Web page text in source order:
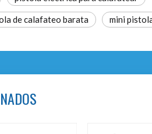
de calafateo barata mini